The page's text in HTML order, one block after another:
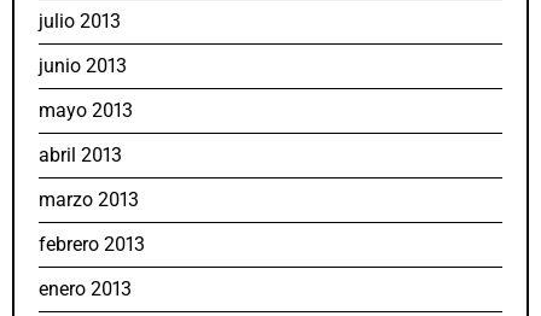
julio 2013
junio 2013
mayo 2013
abril 2013
marzo 2013
febrero 2013
enero 2013